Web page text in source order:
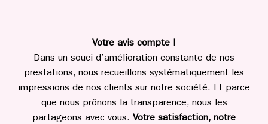
Votre avis compte !
Dans un souci d’amélioration constante de nos
prestations, nous recueillons systématiquement les
impressions de nos clients sur notre société. Et parce
que nous prônons la transparence, nous les
partageons avec vous. Votre satisfaction, notre